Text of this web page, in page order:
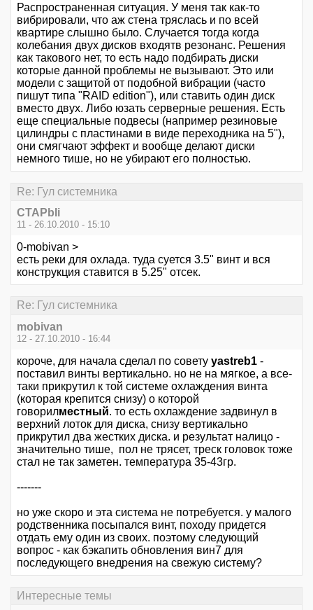
Распространенная ситуация. У меня так как-то
вибрировали, что аж стена тряслась и по всей
квартире слышно было. Случается тогда когда
колебания двух дисков входятв резонанс. Решения
как такового нет, то есть надо подбирать диски
которые данной проблемы не вызывают. Это или
модели с защитой от подобной вибрации (часто
пишут типа "RAID edition"), или ставить один диск
вместо двух. Либо юзать серверные решения. Есть
еще специальные подвесы (например резиновые
цилиндры с пластинами в виде переходника на 5"),
они смягчают эффект и вообще делают диски
немного тише, но не убирают его полностью.
Re: Гул системника
CTAPbIi
11 - 26.10.2010 - 15:10
0-mobivan >
есть реки для охлада. туда суется 3.5" винт и вся
конструкция ставится в 5.25" отсек.
Re: Гул системника
mobivan
12 - 27.10.2010 - 16:44
короче, для начала сделал по совету yastreb1 -
поставил винты вертикально. но не на мягкое, а все-
таки прикрутил к той системе охлаждения винта
(которая крепится снизу) о которой
говорилместный. то есть охлаждение задвинул в
верхний лоток для диска, снизу вертикально
прикрутил два жестких диска. и результат налицо -
значительно тише, пол не трясет, треск головок тоже
стал не так заметен. температура 35-43гр.
-------
но уже скоро и эта система не потребуется. у малого
родственника посыпался винт, походу придется
отдать ему один из своих. поэтому следующий
вопрос - как бэкапить обновления вин7 для
последующего внедрения на свежую систему?
Интересные темы